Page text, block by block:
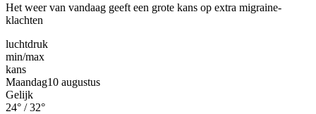
Het weer van vandaag geeft een grote kans op extra migraine-
klachten
luchtdruk
min/max
kans
Maandag10 augustus
Gelijk
24° /32°